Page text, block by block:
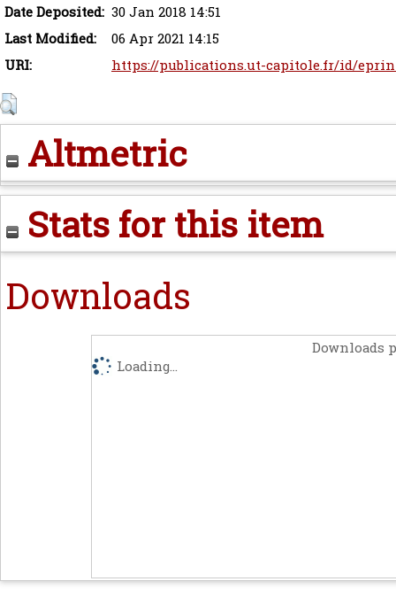
Date Deposited: 30 Jan 2018 14:51
Last Modified:
06 Apr 2021 14:15
URI:
https://publications.ut-capitole.fr/id/
Altmetric
Stats for this item
Downloads
Downloads
Loading...